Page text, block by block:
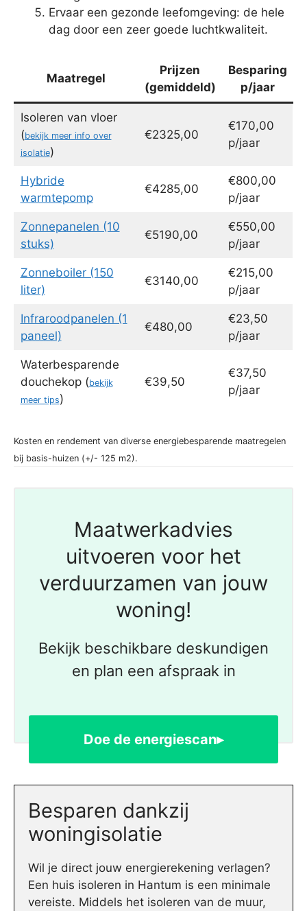
Ervaar een gezonde leefomgeving: de hele
dag door een zeer goede luchtkwaliteit.
Maatregel
Prijzen
(gemiddeld)
Besparing
p/jaar
Isoleren van vloer
(bekijk meer info over
isolatie)
€2325,00
€170,00
p/jaar
Hybride
warmtepomp
€4285,00
€800,00
p/jaar
Zonnepanelen (10
stuks)
€5190,00
€550,00
p/jaar
Zonneboiler (150
liter)
€3140,00
€215,00
p/jaar
Infraroodpanelen (1
paneel)
€480,00
€23,50
p/jaar
Waterbesparende
douchekop (bekijk
meer tips)
€39,50
€37,50
p/jaar
Kosten en rendement van diverse energiebesparende maatregelen
bij basis-huizen (+/- 125 m2).
Maatwerkadvies
uitvoeren voor het
verduurzamen van jouw
woning!
Bekijk beschikbare deskundigen
en plan een afspraak in
Doe de energiescan▸
Besparen dankzij
woningisolatie
Wil je direct jouw energierekening verlagen?
Een huis isoleren in Hantum is een minimale
vereiste. Middels het isoleren van de muur,